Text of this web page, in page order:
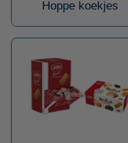
Hoppe koekjes